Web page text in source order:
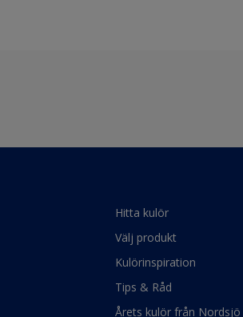
Hitta kulör
Välj produkt
Kulörinspiration
Tips & Råd
Årets kulör från Nordsjö